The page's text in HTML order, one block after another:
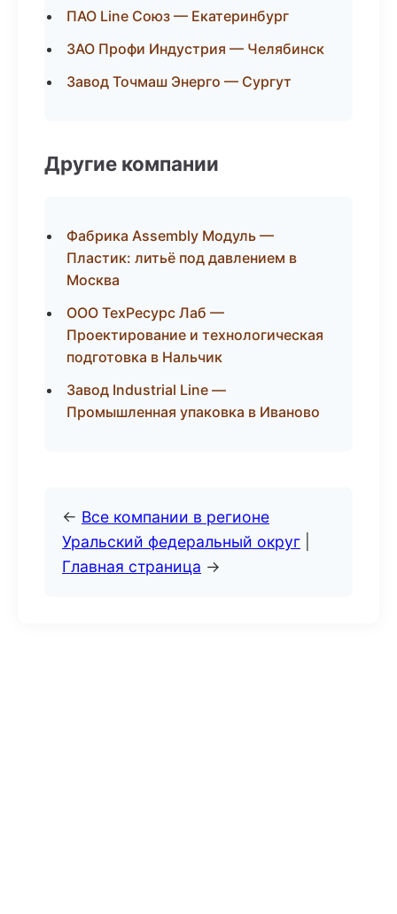
ПАО Line Союз — Екатеринбург
ЗАО Профи Индустрия — Челябинск
Завод Точмаш Энерго — Сургут
Другие компании
Фабрика Assembly Модуль —
Пластик: литьё под давлением в
Москва
ООО ТехРесурс Лаб —
Проектирование и технологическая
подготовка в Нальчик
Завод Industrial Line —
Промышленная упаковка в Иваново
← Все компании в регионе
Уральский федеральный округ
Главная страница →